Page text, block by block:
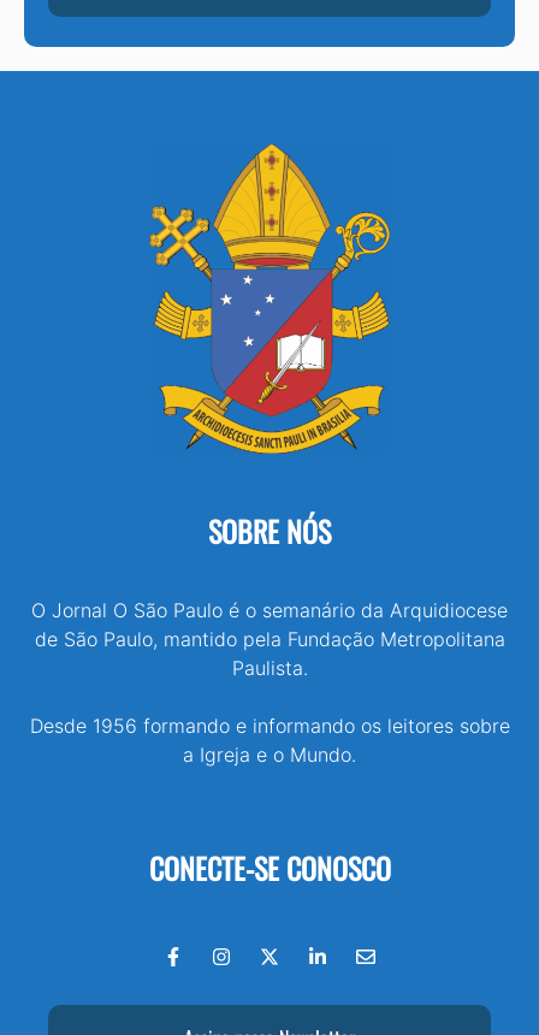
SOBRE NÓS
O Jornal O São Paulo é o semanário da Arquidiocese
de São Paulo, mantido pela Fundação Metropolitana
Paulista.
Desde 1956 formando e informando os leitores sobre
a Igreja e o Mundo.
CONECTE-SE CONOSCO